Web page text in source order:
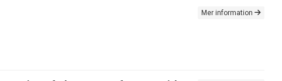
Mer information